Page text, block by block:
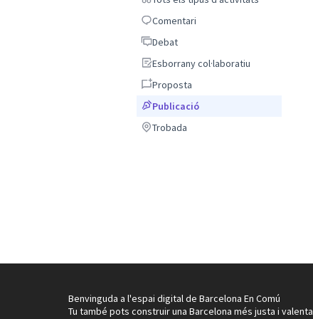
Comentari
Comentari
DebatDebat
Esborrany col·laboratiu
Esborrany col·laboratiu
Proposta
Proposta
Publicació
Publicació
Trobada
Trobada
Benvinguda a l'espai digital de Barcelona En Comú
Tu també pots construir una Barcelona més justa i valenta